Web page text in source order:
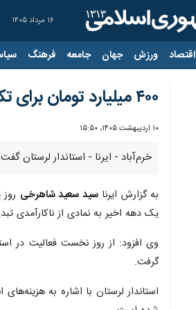
۱۶ مرداد ۱۴۰۵
اقتصاد ورزش جهان جامعه فرهنگ
۴۰۰ میلیارد تومان برای تکمیل برج «امید» در خرم‌آباد هزینه شد
۱۰ اردیبهشت ۱۴۰۵، ۱۵:۵۰